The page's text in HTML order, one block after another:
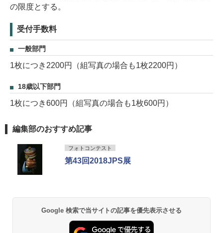
の限度とする。
受付手数料
一般部門
1枚につき2200円（組写真の場合も1枚2200円）
18歳以下部門
1枚につき600円（組写真の場合も1枚600円）
編集部のおすすめ記事
フォトコンテスト
第43回2018JPS展
Google 検索で当サイトの記事を優先表示させる